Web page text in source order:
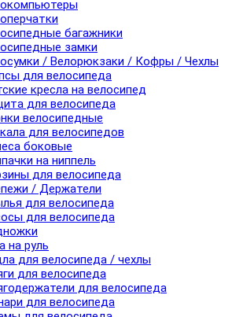
багажники
замки
/ Велорюкзаки / Кофры / Чехлы
для велосипеда
кресла на велосипед
для велосипеда
велосипедные
для велосипедов
боковые
на ниппель
для велосипеда
/ Держатели
для велосипеда
для велосипеда
на руль
для велосипеда / чехлы
для велосипеда
для велосипеда
для велосипеда